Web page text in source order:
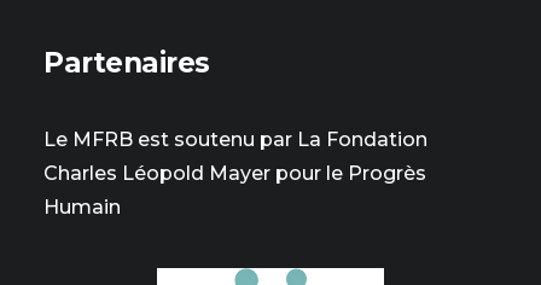
Partenaires
Le MFRB est soutenu par La Fondation
Charles Léopold Mayer pour le Progrès
Humain